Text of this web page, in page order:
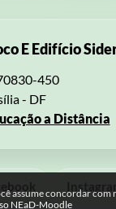
assume concordar com
NEaD-Moodle
E Edifício
450
- DF
a Distância